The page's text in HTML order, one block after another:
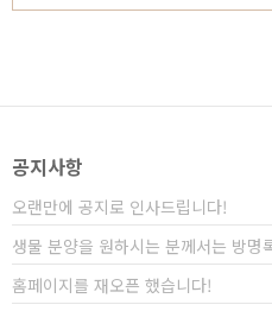
남은 하반기에는 어떤 신차가 출시가 되면서
기 힘든 유일한 시..
공지사항
오랜만에 공지로 인사드립니다!
생물 분양을 원하시는 분께서는 방
홈페이지를 재오픈 했습니다!